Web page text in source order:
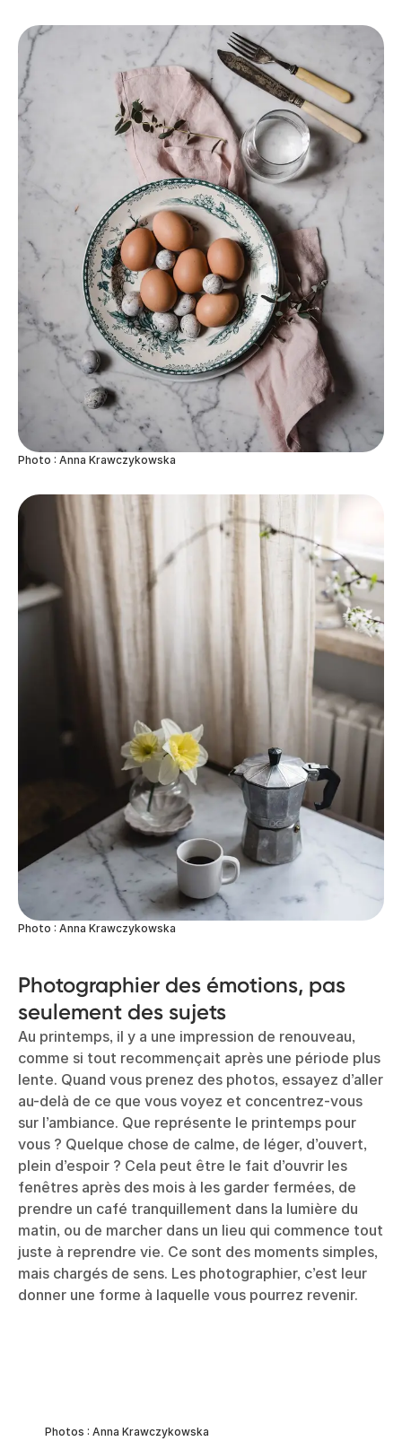
Photo : Anna Krawczykowska
Photo : Anna Krawczykowska
Photographier des émotions, pas
seulement des sujets
Au printemps, il y a une impression de renouveau,
comme si tout recommençait après une période plus
lente. Quand vous prenez des photos, essayez d’aller
au-delà de ce que vous voyez et concentrez-vous
sur l’ambiance. Que représente le printemps pour
vous ? Quelque chose de calme, de léger, d’ouvert,
plein d’espoir ? Cela peut être le fait d’ouvrir les
fenêtres après des mois à les garder fermées, de
prendre un café tranquillement dans la lumière du
matin, ou de marcher dans un lieu qui commence tout
juste à reprendre vie. Ce sont des moments simples,
mais chargés de sens. Les photographier, c’est leur
donner une forme à laquelle vous pourrez revenir.
Photos : Anna Krawczykowska